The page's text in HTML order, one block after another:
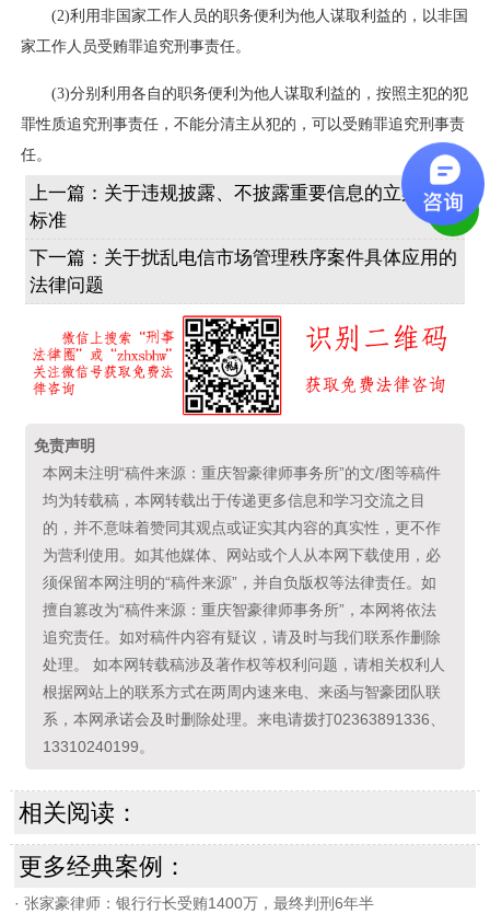
(2)利用非国家工作人员的职务便利为他人谋取利益的，以非国
家工作人员受贿罪追究刑事责任。
(3)分别利用各自的职务便利为他人谋取利益的，按照主犯的犯
罪性质追究刑事责任，不能分清主从犯的，可以受贿罪追究刑事责
任。
上一篇： 关于违规披露、不披露重要信息的立案追诉
标准
下一篇： 关于扰乱电信市场管理秩序案件具体应用的
法律问题
免责声明
本网未注明“稿件来源：重庆智豪律师事务所”的文/图等稿件
均为转载稿，本网转载出于传递更多信息和学习交流之目
的，并不意味着赞同其观点或证实其内容的真实性，更不作
为营利使用。如其他媒体、网站或个人从本网下载使用，必
须保留本网注明的“稿件来源”，并自负版权等法律责任。如
擅自篡改为“稿件来源：重庆智豪律师事务所”，本网将依法
追究责任。如对稿件内容有疑议，请及时与我们联系作删除
处理。 如本网转载稿涉及著作权等权利问题，请相关权利人
根据网站上的联系方式在两周内速来电、来函与智豪团队联
系，本网承诺会及时删除处理。来电请拨打02363891336、
13310240199。
相关阅读：
更多经典案例：
· 张家豪律师：银行行长受贿1400万，最终判刑6年半